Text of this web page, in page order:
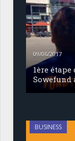
09/06/2017
1ère
Sowefund
BUSINESS